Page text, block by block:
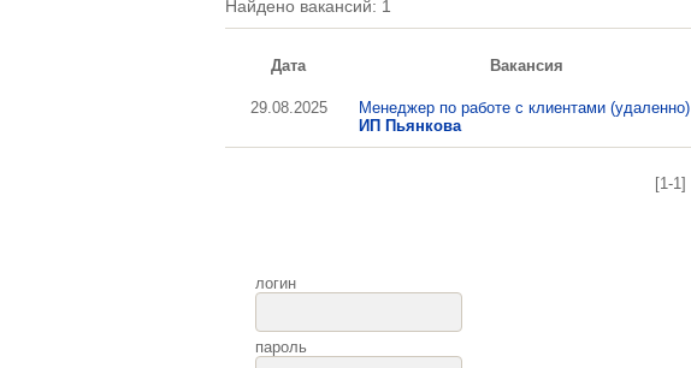
Найдено вакансий: 1
Дата Вакансия
29.08.2025
Менеджер по работе с клиентами (удаленно)
ИП Пьянкова
[1-1]
логин
пароль